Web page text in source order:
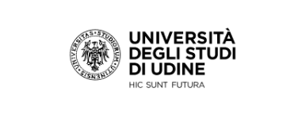
Passa al contenuto principale